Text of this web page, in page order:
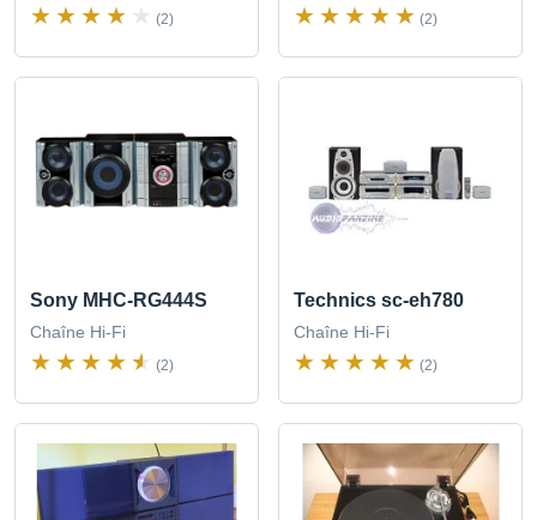
(2) (2)
Sony MHC-RG444S
Chaîne Hi-Fi
(2)
Technics sc-eh780
Chaîne Hi-Fi
(2)